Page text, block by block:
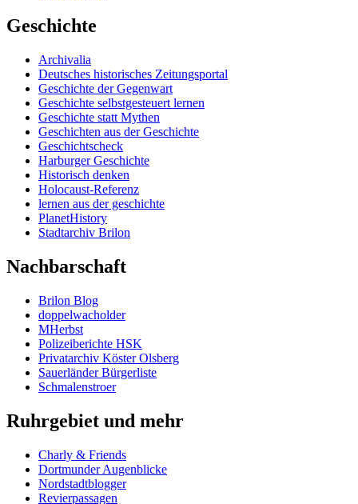
Geschichte
Archivalia
Deutsches historisches Zeitungsportal
Geschichte der Gegenwart
Geschichte selbstgesteuert lernen
Geschichte statt Mythen
Geschichten aus der Geschichte
Geschichtscheck
Harburger Geschichte
Historisch denken
Holocaust-Referenz
lernen aus der geschichte
PlanetHistory
Stadtarchiv Brilon
Nachbarschaft
Brilon Blog
doppelwacholder
MHerbst
Polizeiberichte HSK
Privatarchiv Köster Olsberg
Sauerländer Bürgerliste
Schmalenstroer
Ruhrgebiet und mehr
Charly & Friends
Dortmunder Augenblicke
Nordstadtblogger
Revierpassagen